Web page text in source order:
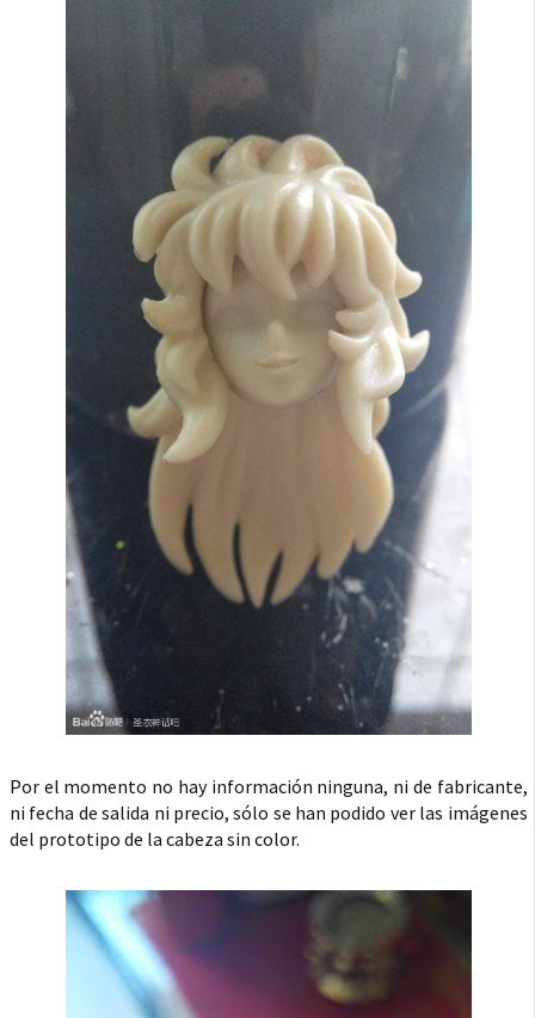
Por el momento no hay información ninguna, ni de fabricante,
ni fecha de salida ni precio, sólo se han podido ver las imágenes
del prototipo de la cabeza sin color.